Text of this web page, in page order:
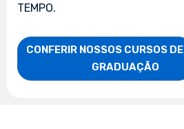
TEMPO.
CONFERIR NOSSOS CURSOS DE
                    GRADUAÇÃO